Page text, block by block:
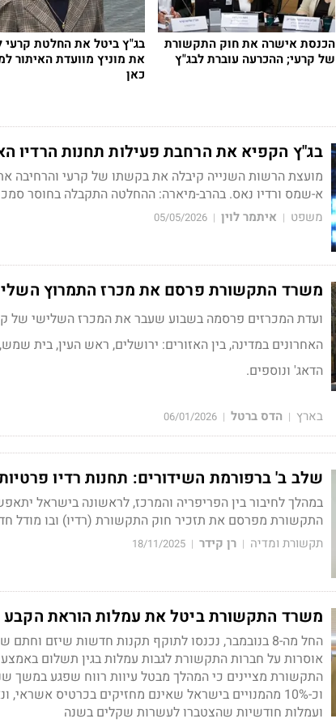
הכנסת אישרה את חוק התקשורת
של קרעי; ההכרעה עוברת לבג"ץ
בג"ץ ביטל את החלטת קרעי
את מוניץ מוועדת האיתור
כאן
בג"ץ הקפיא את הרחבת פעילות תחנות הרדיו
מועצת הרשות השנייה קיבלה את בקשתו של קרעי והרחיבה את
א-שמס ורדיו נאס. בהרב-מיארה: ההחלטה התקבלה בחוסר
משפט | איתמר לוין |
05/05/2026
משרד התקשורת פרסם את מכרז התמרוץ
ועדת המכרזים פרסמה בשבוע שעבר את המכרז השלישי של
האחרונים במדינה, בין האזורים: ירושלים, ראש העין, בית
הדאג' ונוספים.
בארץ | הדס ברטל |
06/01/2026
שלב ב' ברפורמת השידורים: תחנות רדיו
במהלך לחיבור בין הפריפריה והמרכז, לראשונה בישראל
התקשורת מפרסם את תזכיר חוק התקשורת (רדיו) ובו מודל
תקשורת ומדיה | רן קידר |
18/11/2025
משרד התקשורת ביטל את עמלות הוראת
החל מה-8 בנובמבר, נכנסו לתוקף תקנות חדשות שיזם
אוסרות על חברות התקשורת לגבות עמלות בגין תשלום
התקשורת מציינים כי המהלך מבטל עיוות רווח שפגע במשך
וכ-10% מהמנויים בישראל שאינם מחזיקים בכרטיס
ועמלות חודשיות שהצטברו לעשרות שקלים בשנה